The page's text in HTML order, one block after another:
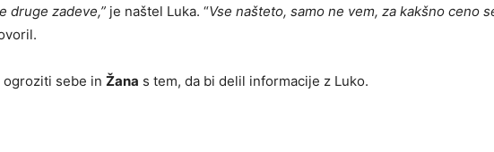
druge zadeve,” je naštel Luka. “Vse našteto, samo ne vem, za kakšno ceno
sebe in Žana s tem, da bi delil informacije z Luko.